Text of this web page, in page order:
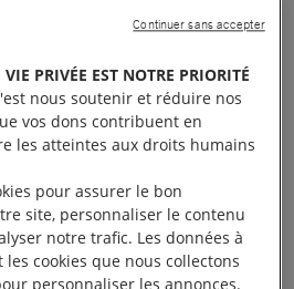
Prix de cette année met
violent les droits humains des
ce soit en Ukraine, au
en Afghanistan.
trente ans du début de la
nous nous
au Centre de défense des
VIE PRIVÉE EST NOTRE PRIORITÉ
nous soutenir et réduire nos
vos dons contribuent en
les atteintes aux droits humains
pour assurer le bon
site, personnaliser le contenu
notre trafic. Les données à
cookies que nous collectons
personnaliser les annonces.
Continuer sans accepter